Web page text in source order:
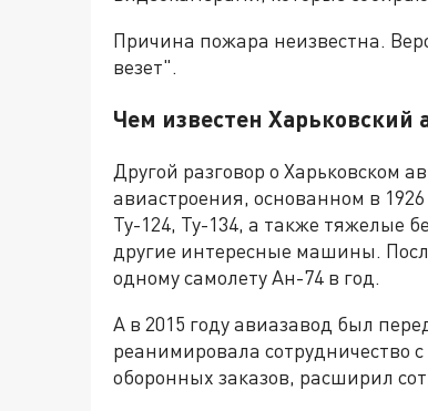
Причина пожара неизвестна.
везет".
Чем известен Харьковский
Другой разговор о Харьковском
авиастроения, основанном в
Ту-124, Ту-134, а также тяжелые
другие интересные машины.
одному самолету Ан-74 в год.
А в 2015 году авиазавод был
реанимировала сотрудничество
оборонных заказов, расширил